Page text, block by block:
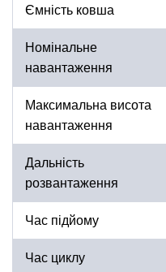
Ємність ковша
Номінальне
навантаження
Максимальна висота
навантаження
Дальність
розвантаження
Час підйому
Час циклу